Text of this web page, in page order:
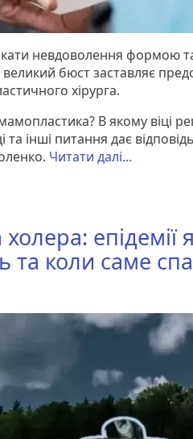
невдоволення формою
бюст заставляє
хірурга.
В якому віці
інші питання дає
Читати далі...
епідемії
та коли саме